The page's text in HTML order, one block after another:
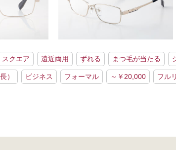
スクエア 遠近両用 ずれる まつ毛が当たる
） ビジネス フォーマル ～￥20,000 フル